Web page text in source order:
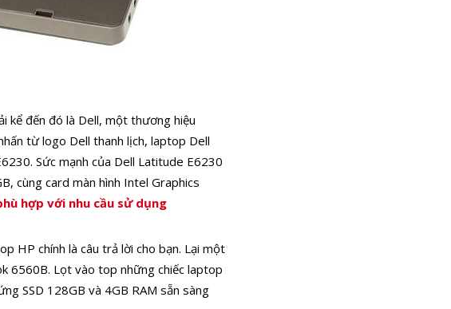
kể đến đó là Dell, một thương hiệu
từ logo Dell thanh lịch, laptop Dell
Sức mạnh của Dell Latitude E6230
cùng card màn hình Intel Graphics
hợp với nhu cầu sử dụng
HP chính là câu trả lời cho bạn. Lại một
6560B. Lọt vào top những chiếc laptop
SSD 128GB và 4GB RAM sẵn sàng